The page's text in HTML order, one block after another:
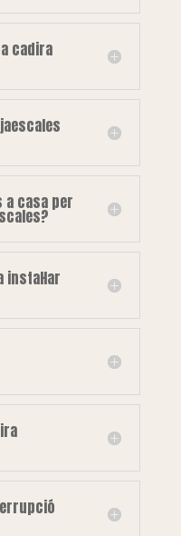
cadira
casa per